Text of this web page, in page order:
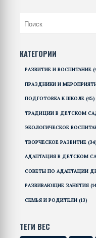
КАТЕГОРИИ
РАЗВИТИЕ И ВОСПИТАНИЕ
ПРАЗДНИКИ И
ПОДГОТОВКА К ШКОЛЕ (45)
ТРАДИЦИИ В ДЕТСКОМ
ЭКОЛОГИЧЕСКОЕ
ТВОРЧЕСКОЕ РАЗВИТИЕ (34)
АДАПТАЦИЯ В ДЕТСКОМ
СОВЕТЫ ПО АДАПТАЦИИ
РАЗВИВАЮЩИЕ ЗАНЯТИЯ
СЕМЬЯ И РОДИТЕЛИ (13)
ТЕГИ ВЕС